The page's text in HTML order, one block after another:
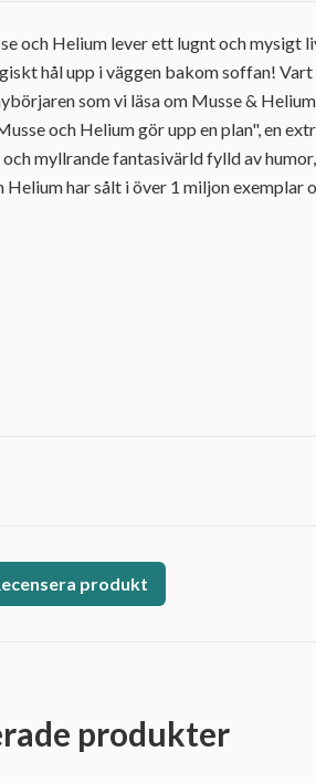
och Helium lever ett lugnt och mysigt
hål upp i väggen bakom soffan!
som vi läsa om Musse &
och Helium gör upp en plan", en
myllrande fantasivärld fylld av
har sålt i över 1 miljon exemplar
produkt
produkter